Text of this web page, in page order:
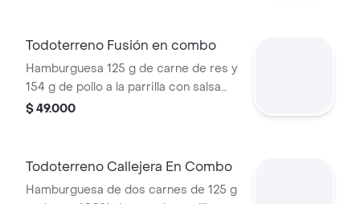
Todoterreno Fusión en combo
Hamburguesa 125 g de carne de res y
154 g de pollo a la parrilla con salsa
BBQ, tocineta, queso mozzarella,
medianas (Corral o cascos) + bebida
$ 49.000
Todoterreno Callejera En Combo
Hamburguesa de dos carnes de 125 g